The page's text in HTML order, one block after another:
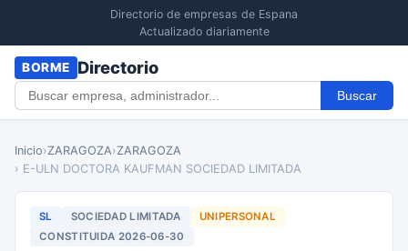
Directorio de empresas de Espana
Actualizado diariamente
BORME Directorio
Buscar
Inicio›ZARAGOZA›ZARAGOZA
› E-ULN DOCTORA KAUFMAN SOCIEDAD LIMITADA
SL SOCIEDAD LIMITADA
UNIPERSONAL
CONSTITUIDA 2026-06-30